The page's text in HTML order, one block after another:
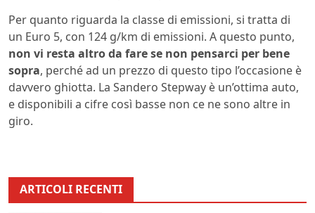
Per quanto riguarda la classe di emissioni, si tratta di
un Euro 5, con 124 g/km di emissioni. A questo punto,
non vi resta altro da fare se non pensarci per bene
sopra, perché ad un prezzo di questo tipo l’occasione è
davvero ghiotta. La Sandero Stepway è un’ottima auto,
e disponibili a cifre così basse non ce ne sono altre in
giro.
ARTICOLI RECENTI